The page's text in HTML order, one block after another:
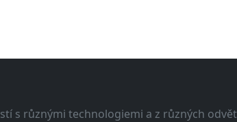
s různými technologiemi a z různých